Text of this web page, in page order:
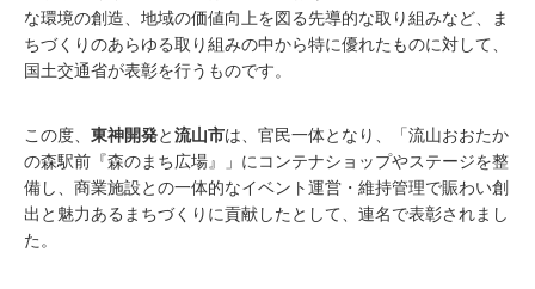
な環境の創造、地域の価値向上を図る先導的な取り組みなど、ま
ちづくりのあらゆる取り組みの中から特に優れたものに対して、
国土交通省が表彰を行うものです。
この度、 東神開発と流山市は、官民一体となり、「流山おおたか
の森駅前『森のまち広場』」にコンテナショップやステージを整
備し、商業施設との一体的なイベント運営・維持管理で賑わい創
出と魅力あるまちづくりに貢献したとして、連名で表彰されまし
た。